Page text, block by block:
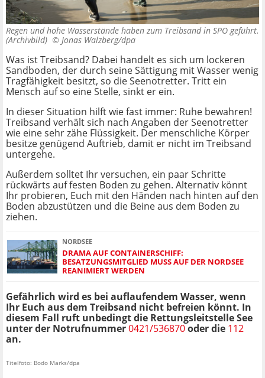
Regen und hohe Wasserstände haben zum Treibsand in SPO geführt.
(Archivbild) © Jonas Walzberg/dpa
Was ist Treibsand? Dabei handelt es sich um lockeren
Sandboden, der durch seine Sättigung mit Wasser wenig
Tragfähigkeit besitzt, so die Seenotretter. Tritt ein
Mensch auf so eine Stelle, sinkt er ein.
In dieser Situation hilft wie fast immer: Ruhe bewahren!
Treibsand verhält sich nach Angaben der Seenotretter
wie eine sehr zähe Flüssigkeit. Der menschliche Körper
besitze genügend Auftrieb, damit er nicht im Treibsand
untergehe.
Außerdem solltet Ihr versuchen, ein paar Schritte
rückwärts auf festen Boden zu gehen. Alternativ könnt
Ihr probieren, Euch mit den Händen nach hinten auf den
Boden abzustützen und die Beine aus dem Boden zu
ziehen.
NORDSEE
DRAMA AUF CONTAINERSCHIFF:
BESATZUNGSMITGLIED MUSS AUF DER NORDSEE
REANIMIERT WERDEN
Gefährlich wird es bei auflaufendem Wasser, wenn
Ihr Euch aus dem Treibsand nicht befreien könnt. In
diesem Fall ruft unbedingt die Rettungsleitstelle See
unter der Notrufnummer0421/536870oder die 112
an.
Titelfoto: Bodo Marks/dpa